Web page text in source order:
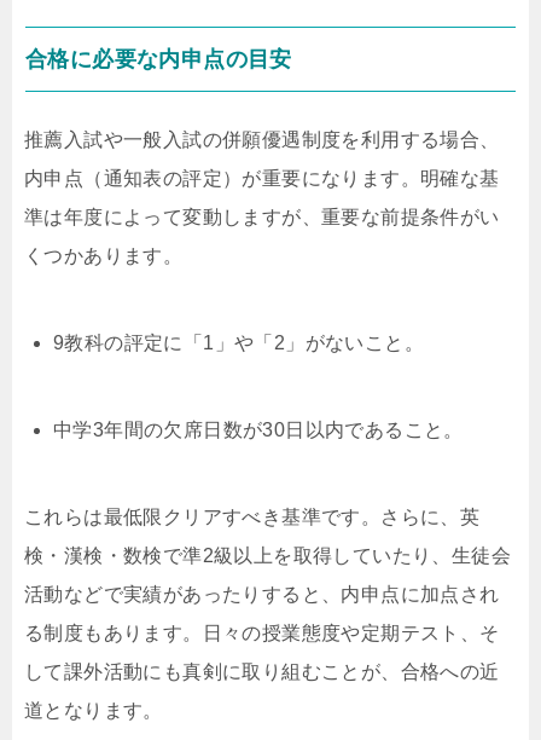
合格に必要な内申点の目安
推薦入試や一般入試の併願優遇制度を利用する場合、
内申点（通知表の評定）が重要になります。明確な基
準は年度によって変動しますが、重要な前提条件がい
くつかあります。
9教科の評定に「1」や「2」がないこと。
中学3年間の欠席日数が30日以内であること。
これらは最低限クリアすべき基準です。さらに、英
検・漢検・数検で準2級以上を取得していたり、生徒会
活動などで実績があったりすると、内申点に加点され
る制度もあります。日々の授業態度や定期テスト、そ
して課外活動にも真剣に取り組むことが、合格への近
道となります。